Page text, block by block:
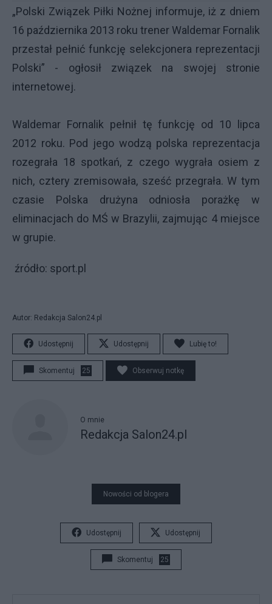
„Polski Związek Piłki Nożnej informuje, iż z dniem
16 października 2013 roku trener Waldemar Fornalik
przestał pełnić funkcję selekcjonera reprezentacji
Polski” - ogłosił związek na swojej stronie
internetowej.
Waldemar Fornalik pełnił tę funkcję od 10 lipca
2012 roku. Pod jego wodzą polska reprezentacja
rozegrała 18 spotkań, z czego wygrała osiem z
nich, cztery zremisowała, sześć przegrała. W tym
czasie Polska drużyna odniosła porażkę w
eliminacjach do MŚ w Brazylii, zajmując 4 miejsce
w grupie.
źródło: sport.pl
Autor: Redakcja Salon24.pl
Udostępnij Udostępnij Lubię to!
Skomentuj 25 Obserwuj notkę
O mnie
Redakcja Salon24.pl
Nowości od blogera
Udostępnij Udostępnij
Skomentuj 25